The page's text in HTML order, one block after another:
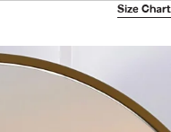
Size Chart